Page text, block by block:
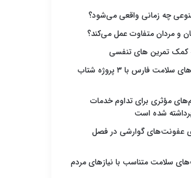
چه زمانی واقعی می‌شود؟
و مردان متفاوت عمل می‌کند؟
به کمک تمرین های تنفسی
توسعه زیرساخت‌های سلامت فارس با ۳ پروژه شتاب
مؤثری برای تداوم خدمات
شده است
عفونت‌های گوارشی در فصل
سلامت متناسب با نیازهای مردم